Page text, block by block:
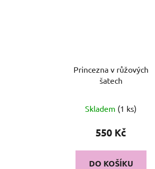
Princezna v růžových
šatech
Skladem (1 ks)
550 Kč
DO KOŠÍKU